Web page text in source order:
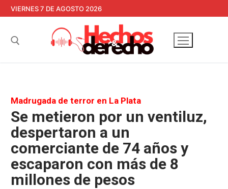
contenido
VIERNES 7 DE AGOSTO 2026
Madrugada de terror en La Plata
Se metieron por un ventiluz,
despertaron a un
comerciante de 74 años y
escaparon con más de 8
millones de pesos